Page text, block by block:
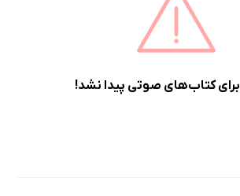
پرفروش‌ها
پربحث‌ها
کتاب‌های صوتی پیدا نشد!